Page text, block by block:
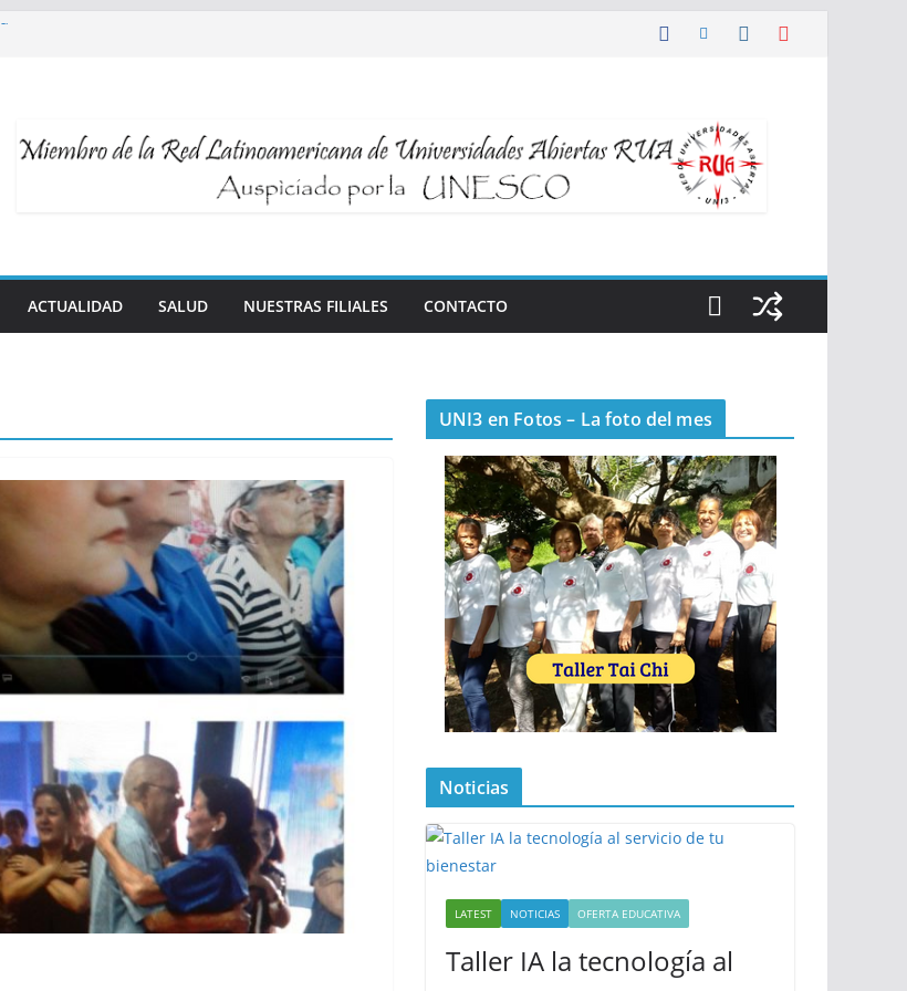
ACTUALIDAD SALUD NUESTRAS FILIALES CONTACTO
UNI3 en Fotos – La foto del mes
Noticias
LATEST NOTICIAS OFERTA EDUCATIVA
Taller IA la tecnología al